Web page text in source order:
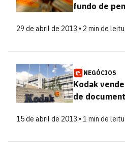
fundo de
29 de abril de 2013 • 2 min de
NEGÓCIOS
Kodak
de
15 de abril de 2013 • 1 min de